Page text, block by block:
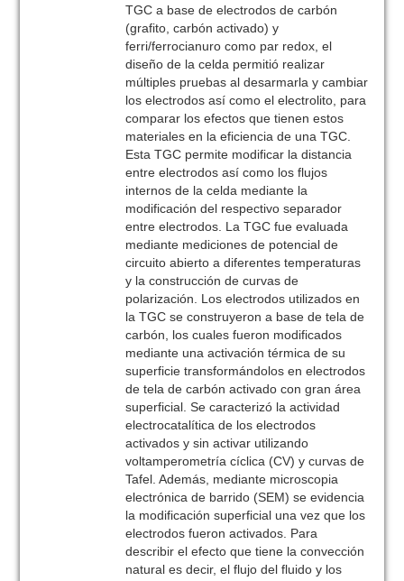
TGC a base de electrodos de carbón
(grafito, carbón activado) y
ferri/ferrocianuro como par redox, el
diseño de la celda permitió realizar
múltiples pruebas al desarmarla y cambiar
los electrodos así como el electrolito, para
comparar los efectos que tienen estos
materiales en la eficiencia de una TGC.
Esta TGC permite modificar la distancia
entre electrodos así como los flujos
internos de la celda mediante la
modificación del respectivo separador
entre electrodos. La TGC fue evaluada
mediante mediciones de potencial de
circuito abierto a diferentes temperaturas
y la construcción de curvas de
polarización. Los electrodos utilizados en
la TGC se construyeron a base de tela de
carbón, los cuales fueron modificados
mediante una activación térmica de su
superficie transformándolos en electrodos
de tela de carbón activado con gran área
superficial. Se caracterizó la actividad
electrocatalítica de los electrodos
activados y sin activar utilizando
voltamperometría cíclica (CV) y curvas de
Tafel. Además, mediante microscopia
electrónica de barrido (SEM) se evidencia
la modificación superficial una vez que los
electrodos fueron activados. Para
describir el efecto que tiene la convección
natural es decir, el flujo del fluido y los